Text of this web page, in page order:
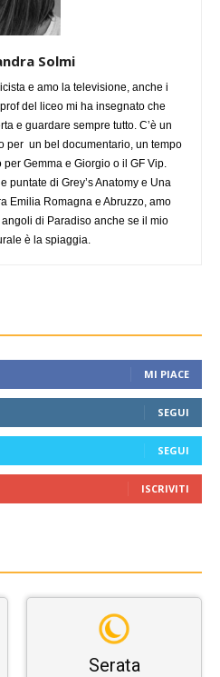
Solmi
e amo la televisione, anche i
del liceo mi ha insegnato che
e guardare sempre tutto. C’è un
per un bel documentario, un tempo
Gemma e Giorgio o il GF Vip.
puntate di Grey’s Anatomy e Una
Emilia Romagna e Abruzzo, amo
di Paradiso anche se il mio
è la spiaggia.
MI PIACE
SEGUI
SEGUI
ISCRIVITI
Serata